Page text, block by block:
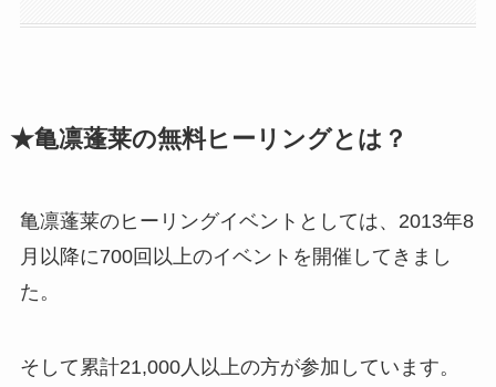
★亀凛蓬莱の無料ヒーリングとは？
亀凛蓬莱のヒーリングイベントとしては、2013年8
月以降に700回以上のイベントを開催してきまし
た。
そして累計21,000人以上の方が参加しています。